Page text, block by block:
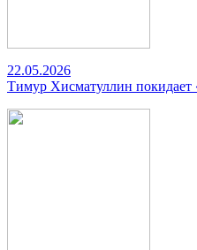
22.05.2026
Тимур Хисматуллин покидает